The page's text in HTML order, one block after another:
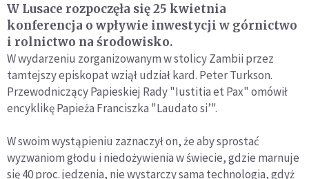
W Lusace rozpoczęła się 25 kwietnia
konferencja o wpływie inwestycji w górnictwo
i rolnictwo na środowisko.
W wydarzeniu zorganizowanym w stolicy Zambii przez
tamtejszy episkopat wziął udział kard. Peter Turkson.
Przewodniczący Papieskiej Rady "Iustitia et Pax" omówił
encyklikę Papieża Franciszka "Laudato si’".
W swoim wystąpieniu zaznaczył on, że aby sprostać
wyzwaniom głodu i niedożywienia w świecie, gdzie marnuje
się 40 proc. jedzenia, nie wystarczy sama technologia, gdyż